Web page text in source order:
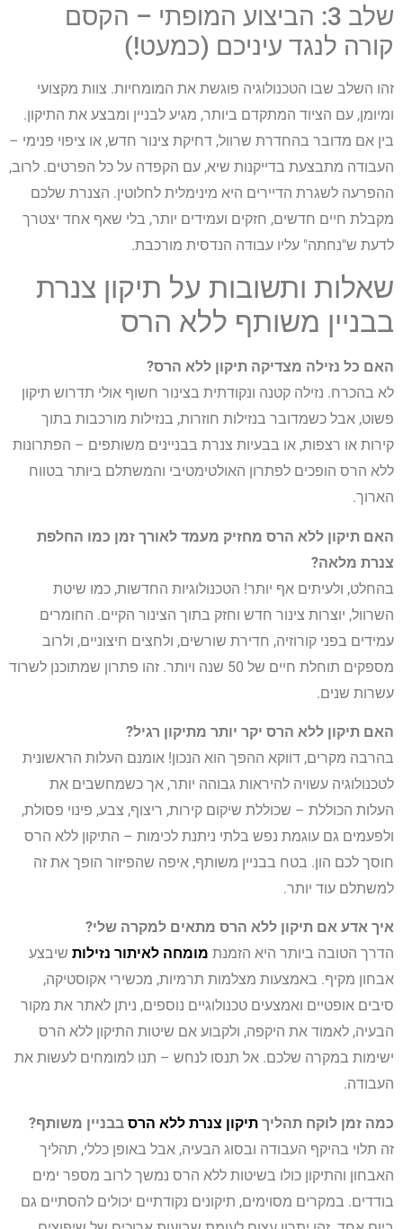
שלב 3: הביצוע המופתי – הקסם
קורה לנגד עיניכם (כמעט!)
זהו השלב שבו הטכנולוגיה פוגשת את המומחיות. צוות מקצועי
ומיומן, עם הציוד המתקדם ביותר, מגיע לבניין ומבצע את התיקון.
בין אם מדובר בהחדרת שרוול, דחיקת צינור חדש, או ציפוי פנימי –
העבודה מתבצעת בדייקנות שיא, עם הקפדה על כל הפרטים. לרוב,
ההפרעה לשגרת הדיירים היא מינימלית לחלוטין. הצנרת שלכם
מקבלת חיים חדשים, חזקים ועמידים יותר, בלי שאף אחד יצטרך
לדעת ש"נחתה" עליו עבודה הנדסית מורכבת.
שאלות ותשובות על תיקון צנרת
בבניין משותף ללא הרס
האם כל נזילה מצדיקה תיקון ללא הרס?
לא בהכרח. נזילה קטנה ונקודתית בצינור חשוף אולי תדרוש תיקון
פשוט, אבל כשמדובר בנזילות חוזרות, בנזילות מורכבות בתוך
קירות או רצפות, או בבעיות צנרת בבניינים משותפים – הפתרונות
ללא הרס הופכים לפתרון האולטימטיבי והמשתלם ביותר בטווח
הארוך.
האם תיקון ללא הרס מחזיק מעמד לאורך זמן כמו החלפת
צנרת מלאה?
בהחלט, ולעיתים אף יותר! הטכנולוגיות החדשות, כמו שיטת
השרוול, יוצרות צינור חדש וחזק בתוך הצינור הקיים. החומרים
עמידים בפני קורוזיה, חדירת שורשים, ולחצים חיצוניים, ולרוב
מספקים תוחלת חיים של 50 שנה ויותר. זהו פתרון שמתוכנן לשרוד
עשרות שנים.
האם תיקון ללא הרס יקר יותר מתיקון רגיל?
בהרבה מקרים, דווקא ההפך הוא הנכון! אומנם העלות הראשונית
לטכנולוגיה עשויה להיראות גבוהה יותר, אך כשמחשבים את
העלות הכוללת – שכוללת שיקום קירות, ריצוף, צבע, פינוי פסולת,
ולפעמים גם עוגמת נפש בלתי ניתנת לכימות – התיקון ללא הרס
חוסך לכם הון. בטח בבניין משותף, איפה שהפיזור הופך את זה
למשתלם עוד יותר.
איך אדע אם תיקון ללא הרס מתאים למקרה שלי?
הדרך הטובה ביותר היא הזמנת מומחה לאיתור נזילות שיבצע
אבחון מקיף. באמצעות מצלמות תרמיות, מכשירי אקוסטיקה,
סיבים אופטיים ואמצעים טכנולוגיים נוספים, ניתן לאתר את מקור
הבעיה, לאמוד את היקפה, ולקבוע אם שיטות התיקון ללא הרס
ישימות במקרה שלכם. אל תנסו לנחש – תנו למומחים לעשות את
העבודה.
כמה זמן לוקח תהליך תיקון צנרת ללא הרס בבניין משותף?
זה תלוי בהיקף העבודה ובסוג הבעיה, אבל באופן כללי, תהליך
האבחון והתיקון כולו בשיטות ללא הרס נמשך לרוב מספר ימים
בודדים. במקרים מסוימים, תיקונים נקודתיים יכולים להסתיים גם